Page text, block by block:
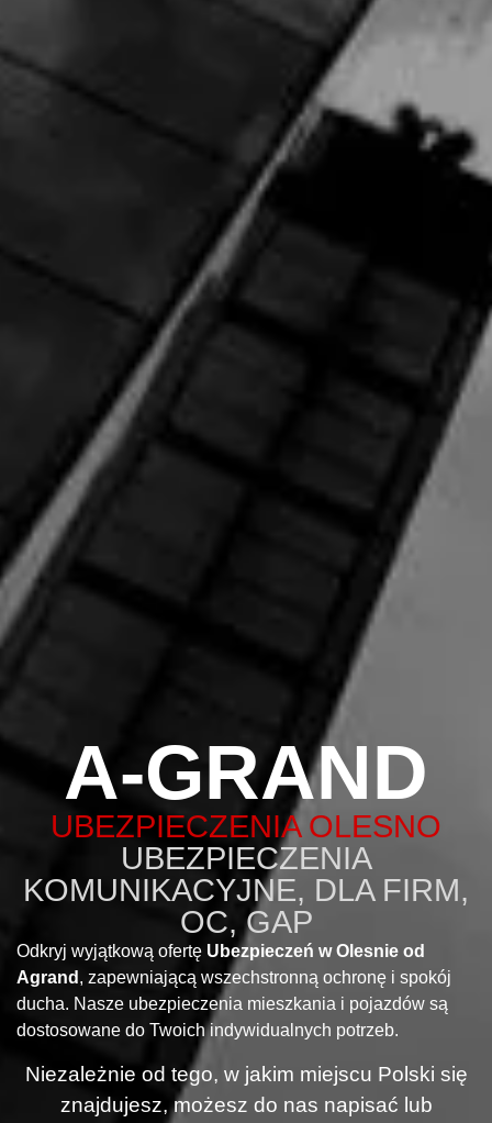
A-GRAND
UBEZPIECZENIA OLESNO
UBEZPIECZENIA
KOMUNIKACYJNE, DLA FIRM,
OC, GAP
Odkryj wyjątkową ofertę Ubezpieczeń w Olesnie od
Agrand , zapewniającą wszechstronną ochronę i spokój
ducha. Nasze ubezpieczenia mieszkania i pojazdów są
dostosowane do Twoich indywidualnych potrzeb.
Niezależnie od tego, w jakim miejscu Polski się
znajdujesz, możesz do nas napisać lub